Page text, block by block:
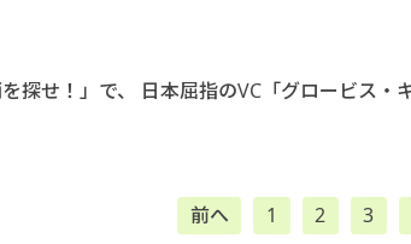
探せ！」で、 日本屈指のVC「グロービス
前へ 1 2 3